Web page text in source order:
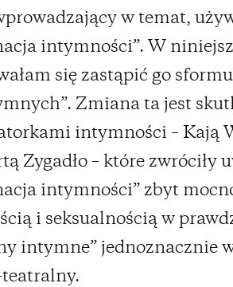
w temat,
intymności”. W
się zastąpić go
Zmiana ta jest
intymności – Kają
Zygadło – które zwróciły
intymności” zbyt
i seksualnością w
intymne” jednoznacznie